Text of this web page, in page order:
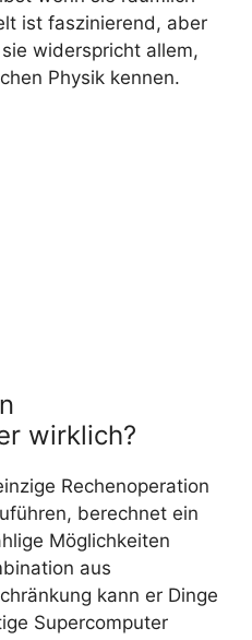
ist faszinierend, aber
widerspricht allem,
Physik kennen.
wirklich?
Rechenoperation
berechnet ein
Möglichkeiten
aus
kann er Dinge
Supercomputer